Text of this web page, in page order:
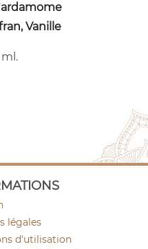
Vanille
légales
d'utilisation